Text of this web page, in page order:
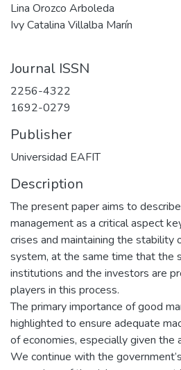
Lina Orozco Arboleda
Ivy Catalina Villalba Marín
Journal ISSN
2256-4322
1692-0279
Publisher
Universidad EAFIT
Description
The present paper aims to
management as a critical aspect
crises and maintaining the stability
system, at the same time that the
institutions and the investors are
players in this process.
The primary importance of good
highlighted to ensure adequate
of economies, especially given the
We continue with the